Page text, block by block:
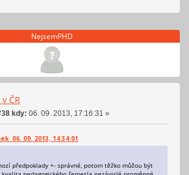
NejsemPHD
ČR
kdy: 06. 09. 2013, 17:16:31 »
06. 09. 2013, 14:34:01
předpoklady +- správné, potom těžko můžou být